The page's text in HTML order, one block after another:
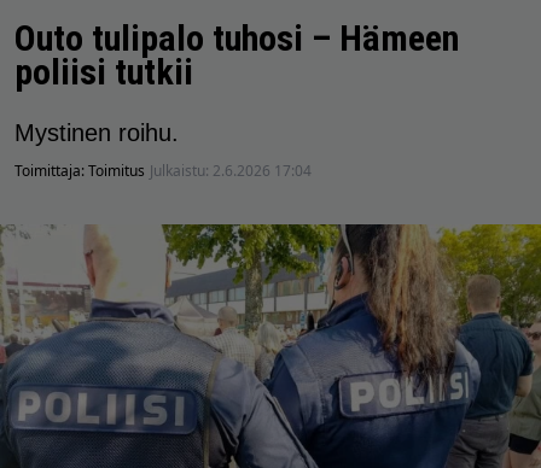
Outo tulipalo tuhosi – Hämeen
poliisi tutkii
Mystinen roihu.
Toimittaja:Toimitus Julkaistu: 2.6.2026 17:04